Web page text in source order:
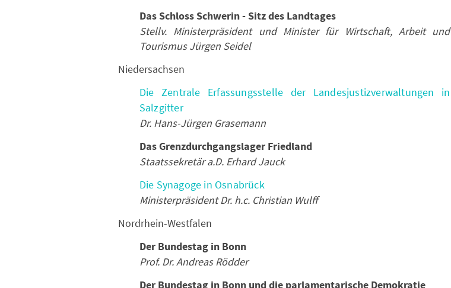
Das Schloss Schwerin - Sitz des Landtages
Stellv. Ministerpräsident und Minister für Wirtschaft, Arbeit und
Tourismus Jürgen Seidel
Niedersachsen
Die Zentrale Erfassungsstelle der Landesjustizverwaltungen in
Salzgitter
Dr. Hans-Jürgen Grasemann
Das Grenzdurchgangslager Friedland
Staatssekretär a.D. Erhard Jauck
Die Synagoge in Osnabrück
Ministerpräsident Dr. h.c. Christian Wulff
Nordrhein-Westfalen
Der Bundestag in Bonn
Prof. Dr. Andreas Rödder